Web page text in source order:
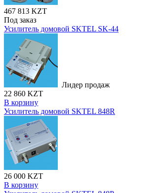
467 813 KZT
Под заказ
Усилитель домовой SKTEL SK-44
Лидер продаж
22 860 KZT
В корзину
Усилитель домовой SKTEL 848R
26 000 KZT
В корзину